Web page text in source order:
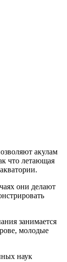
акулам
что летающая
они делают
занимается
молодые
наук